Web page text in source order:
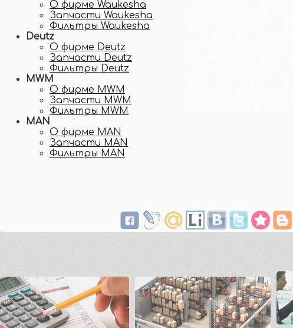
О фирме Waukesha
Запчасти Waukesha
Фильтры Waukesha
Deutz
О фирме Deutz
Запчасти Deutz
Фильтры Deutz
MWM
О фирме MWM
Запчасти MWM
Фильтры MWM
MAN
О фирме MAN
Запчасти MAN
Фильтры MAN